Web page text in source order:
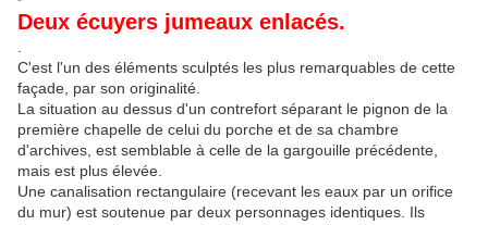
Deux écuyers jumeaux enlacés.
C'est l'un des éléments sculptés les plus remarquables de cette
façade, par son originalité.
La situation au dessus d'un contrefort séparant le pignon de la
première chapelle de celui du porche et de sa chambre
d'archives, est semblable à celle de la gargouille précédente,
mais est plus élevée.
Une canalisation rectangulaire (recevant les eaux par un orifice
du mur) est soutenue par deux personnages identiques. Ils